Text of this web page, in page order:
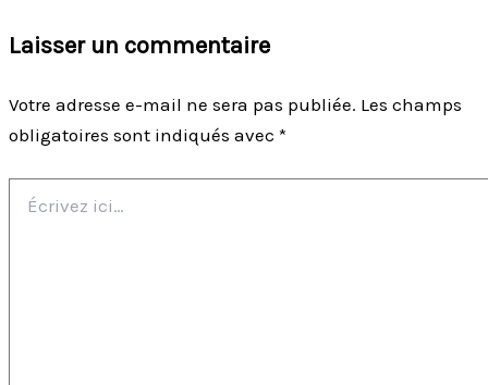
Laisser un commentaire
Votre adresse e-mail ne sera pas publiée. Les champs
obligatoires sont indiqués avec *
ici…